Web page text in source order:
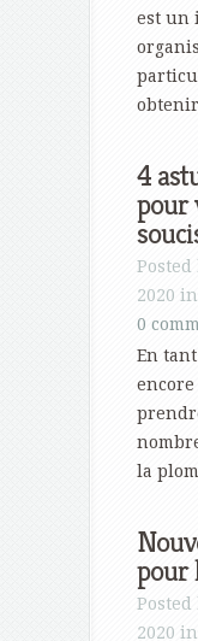
est un
4
pour
Posted
2020 in
0
En
encore
la
pour
Posted
2020 in